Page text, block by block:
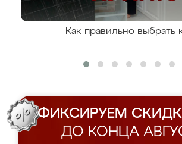
Как правильно выбрать
ФИКСИРУЕМ
ДО КОНЦА